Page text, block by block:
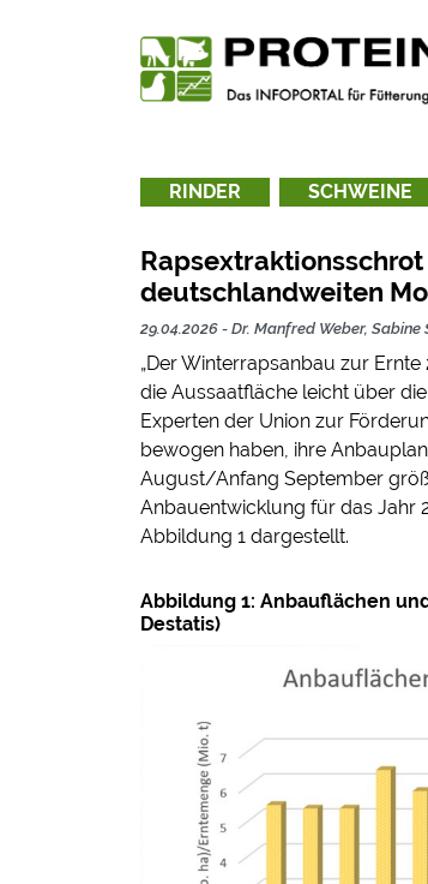
RINDER SCHWEINE
deutschlandweiten
29.04.2026 - Dr. Manfred Weber, Sabine
„Der Winterrapsanbau zur
die Aussaatfläche leicht über
Experten der Union zur
bewogen haben, ihre
August/Anfang September
Anbauentwicklung für das Jahr
Abbildung 1 dargestellt.
Abbildung 1: Anbauflächen
Destatis)